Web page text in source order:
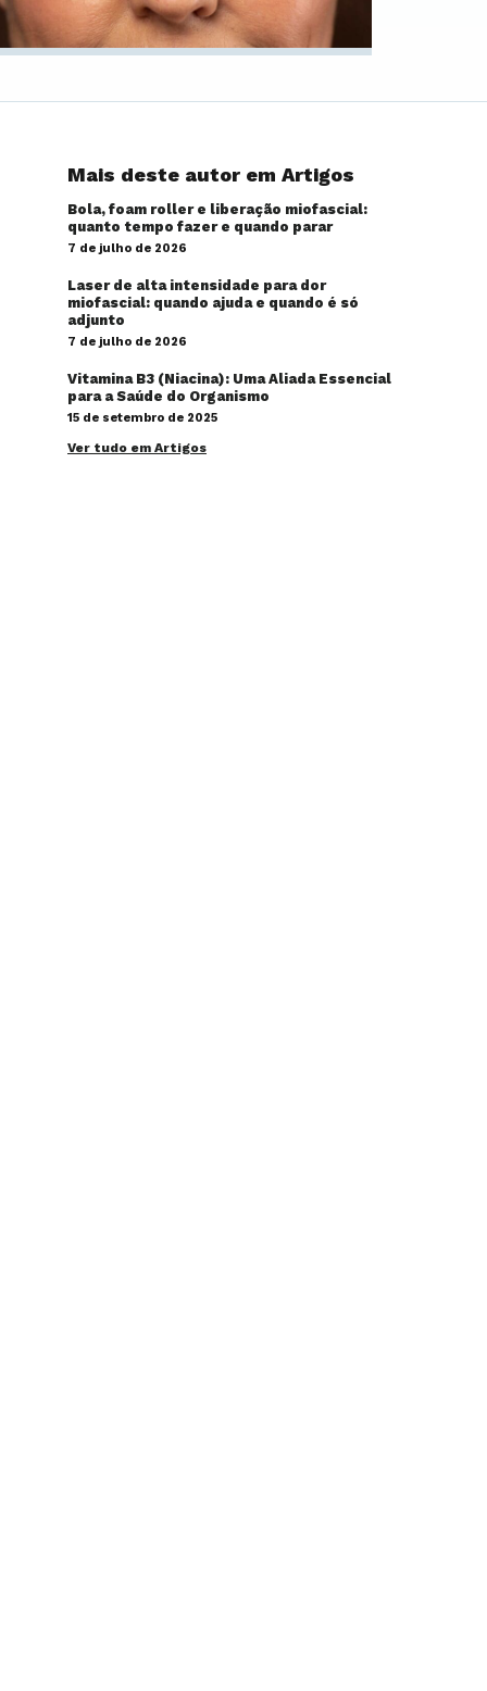
Mais deste autor em Artigos
Bola, foam roller e liberação miofascial:
quanto tempo fazer e quando parar
7 de julho de 2026
Laser de alta intensidade para dor
miofascial: quando ajuda e quando é só
adjunto
7 de julho de 2026
Vitamina B3 (Niacina): Uma Aliada Essencial
para a Saúde do Organismo
15 de setembro de 2025
Ver tudo em Artigos